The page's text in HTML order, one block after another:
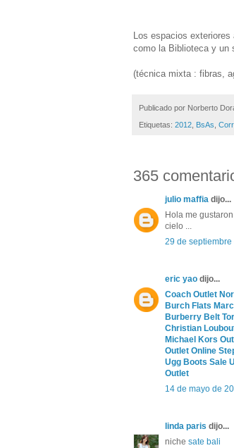
Los espacios
como la Biblioteca y un
(técnica mixta : fibras,
Publicado por Norberto
Etiquetas: 2012, BsAs,
365
julio maffia dijo...
Hola me
cielo ...
29 de septiembre
eric yao dijo...
Coach Outlet
Burch Flats
Burberry Belt
Christian
Michael Kors
Outlet Online
Ugg Boots Sale
Outlet
14 de mayo de
linda paris dijo...
niche sate bali